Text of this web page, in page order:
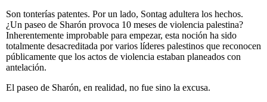
Son tonterías patentes. Por un lado, Sontag adultera los hechos.
¿Un paseo de Sharón provoca 10 meses de violencia palestina?
Inherentemente improbable para empezar, esta noción ha sido
totalmente desacreditada por varios líderes palestinos que reconocen
públicamente que los actos de violencia estaban planeados con
antelación.
El paseo de Sharón, en realidad, no fue sino la excusa.